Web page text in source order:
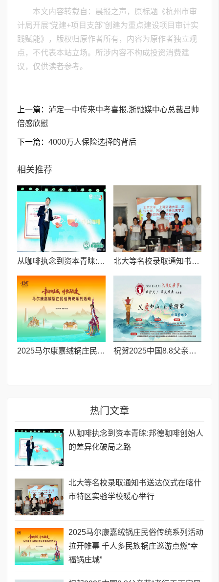
本文内容转载自：晨报之声，原标题《杭州市审
计局开展“党建+项目支部”创建为重点建设项目审计实
践赋能》，版权归原作者所有，内容为原作者独立观
点，不代表本站立场。所涉内容不构成投资消费建
议，仅供读者参考。
上一篇： 泸定一中传来中考喜报,浙融媒中心总裁吕帅
倍感欣慰
下一篇： 4000万人保险选择的背后
相关推荐
从咖啡执念到资本青睐:邦德咖啡创始人的差异化破局之路 北大等名校录取通知书送达仪式在喀什市特区实验学校暖心举行
2025马尔康嘉绒锅庄民俗传统系列活动拉开帷幕 千人多民族锅庄巡游点燃“幸福锅庄城” 祝贺2025中国8.8父亲节“孝行天下家风传承”论坛暨祈福音乐会圆满成功
热门文章
从咖啡执念到资本青睐:邦德咖啡创始人
的差异化破局之路
北大等名校录取通知书送达仪式在喀什
市特区实验学校暖心举行
2025马尔康嘉绒锅庄民俗传统系列活动
拉开帷幕 千人多民族锅庄巡游点燃“幸
福锅庄城”